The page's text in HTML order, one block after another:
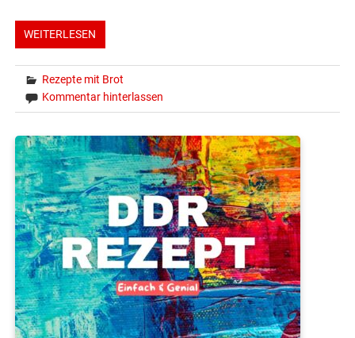
WEITERLESEN
Rezepte mit Brot
Kommentar hinterlassen